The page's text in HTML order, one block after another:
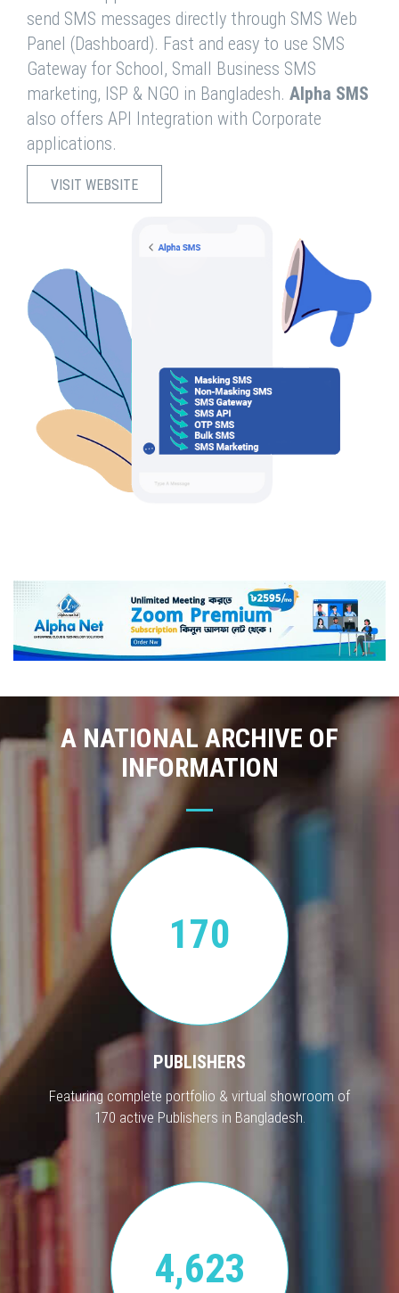
send SMS messages directly through SMS Web
Panel (Dashboard). Fast and easy to use SMS
Gateway for School, Small Business SMS
marketing, ISP & NGO in Bangladesh. Alpha SMS
also offers API Integration with Corporate
applications.
VISIT WEBSITE
A NATIONAL ARCHIVE OF
INFORMATION
170
PUBLISHERS
Featuring complete portfolio & virtual showroom of
170 active Publishers in Bangladesh.
4,623